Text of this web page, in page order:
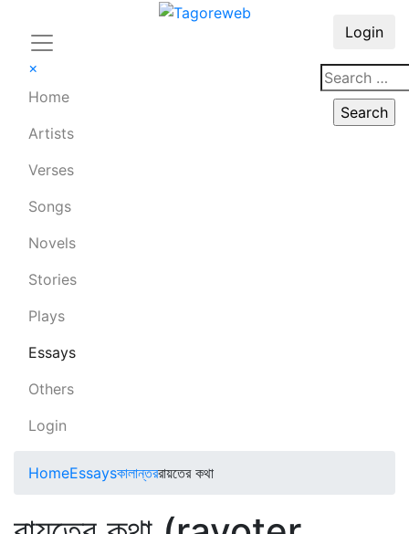
×
Home
Artists
Verses
Songs
Novels
Stories
Plays
Essays
Others
Login
Login
HomeEssaysকালান্তররায়তের কথা